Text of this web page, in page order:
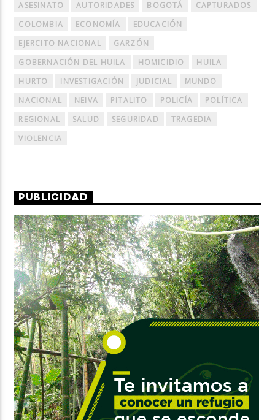
ASESINATO AUTORIDADES BOGOTÁ
CAPTURADOS
COLOMBIA
ECONOMÍA
EDUCACIÓN
EJERCITO NACIONAL
GARZÓN
GOBERNACIÓN DEL HUILA
HOMICIDIO
HUILA
HURTO
INVESTIGACIÓN JUDICIAL
MUNDO
NACIONAL
NEIVA PITALITO POLICÍA
POLÍTICA
REGIONAL
SALUD SEGURIDAD
TRAGEDIA
VIOLENCIA
PUBLICIDAD